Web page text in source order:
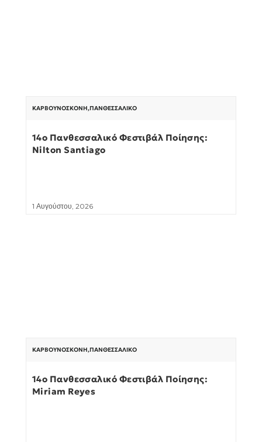
ΚΑΡΒΟΥΝΌΣΚΟΝΗ,ΠΑΝΘΕΣΣΑΛΙΚΌ
14ο Πανθεσσαλικό Φεστιβάλ Ποίησης:
Nilton Santiago
1 Αυγούστου, 2026
ΚΑΡΒΟΥΝΌΣΚΟΝΗ,ΠΑΝΘΕΣΣΑΛΙΚΌ
14ο Πανθεσσαλικό Φεστιβάλ Ποίησης:
Miriam Reyes